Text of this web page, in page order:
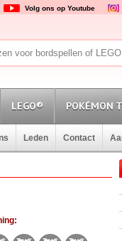
Volg ons op Youtube
LEGO® POKÉMON
Leden Contact